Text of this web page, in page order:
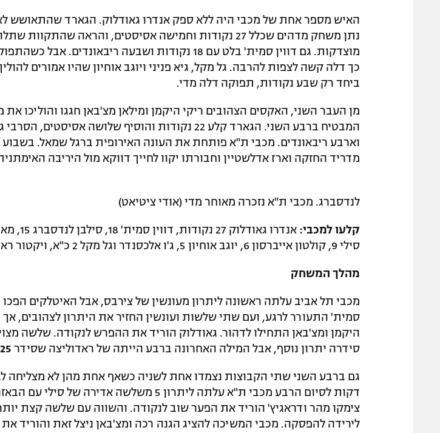
האיש מספר אחת של מכבי היה ללא ספק אנדרו גאודלוק. הגארד שהתאושש
נתן משחק מדהים שכלל 27 נקודות וחמישה אסיסטים, והראה
מוצדקות. גם דווין סמית' בלט עם 18 נקודות ושבעה ריבאונדים.
כך דלה קשה לצפות להרבה. גל מקל, גיא פניני ויוגב אוחיון שהיו אמורים
ביחד רק שבע נקודות, תפוקה דלה מדי.
מן העבר השני, האקסים הצהובים ריקי היקמן ומילאן מצ'באן חגגו והוליכו את
וארבע ריבאונדים. מכבי ת"א פותחת את העונה האירופית ברגל שמאל.
מדריד החזקה וארז אדלשטיין וחבורתו יקוו לחייך דווקא מול היריבה
לנדסברג. מכבי ת"א נזכרה מאוחר מדי (אודי ציטיאט)
קלעו למכבי:
סילי 9, קולטון אייברסון 6, יוגב אוחיון 5, ג'ו אלכסנדר וגל מקל 2 כ"א, ויקטור ראד 0 נקודות.
מהלך המשחק
סמית' התעורר לרגע, ועם שתי שלשות ועונשין החזיר את היתרון לצהובים, אך
היקמן ומצ'באן התחילו לדהור. גאודלוק הוריד את ההפרש לנקודה. שלשה
סידרה יתרון נוסף, אבל המילה האחרונה ברבע הייתה של ראדוליצה שסידר
גם ברבע השני שתי הקבוצות נצמדו אחת לשניה כשאף אחת מהן לא מצליחה
דקות לסיום הרבע מכבי ת"א עלתה ליתרון 5 משלשה אדירה
צימקו מהר ודראגיץ' הוריד את הפער שוב לנקודה. והשווה עם שלשה קצת
לירידה להפסקה. מכבי המשיכה להציג הגנה רכה ומצ'באן ניצל זאת והוריד